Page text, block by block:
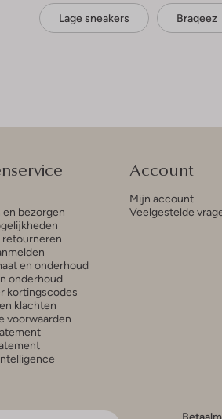
Lage sneakers Braqeez
en bezorgen
retourneren
en onderhoud
onderhoud
kortingscodes
klachten
voorwaarden
Account
Mijn account
Veelgestelde